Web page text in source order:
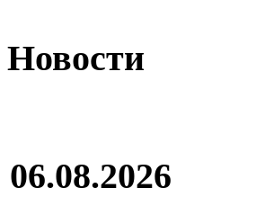
Новости
06.08.2026